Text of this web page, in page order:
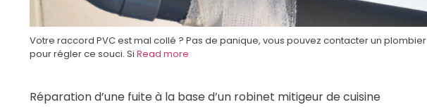
Votre raccord PVC est mal collé ? Pas de panique, vous pouvez contacter un plombier
pour régler ce souci. Si Read more
Réparation d’une fuite à la base d’un robinet mitigeur de cuisine